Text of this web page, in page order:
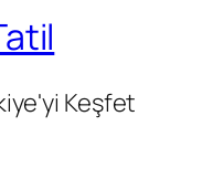
Keşfet